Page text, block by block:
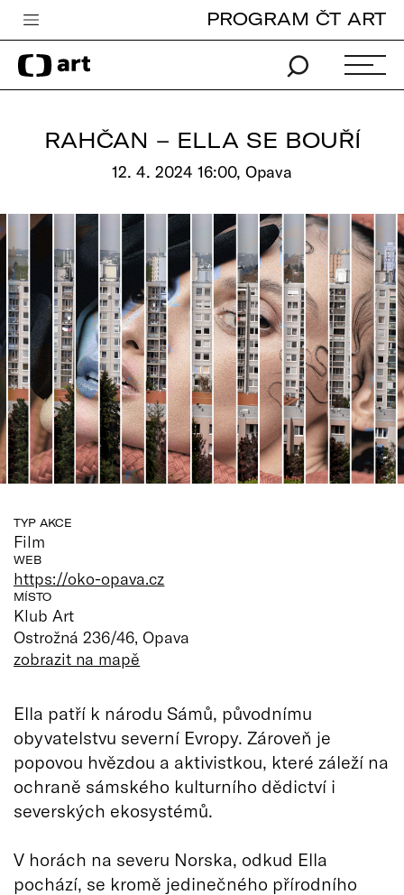
Česká televize
Zpravodajství
Pro děti
edu
Vše o ČT
PROGRAM ČT ART
RAHČAN – ELLA SE BOUŘÍ
12. 4. 2024 16:00, Opava
TYP AKCE
Film
WEB
https://oko-opava.cz
MÍSTO
Klub Art
Ostrožná 236/46, Opava
zobrazit na mapě
Ella patří k národu Sámů, původnímu
obyvatelstvu severní Evropy. Zároveň je
popovou hvězdou a aktivistkou, které záleží na
ochraně sámského kulturního dědictví i
severských ekosystémů.
V horách na severu Norska, odkud Ella
pochází, se kromě jedinečného přírodního